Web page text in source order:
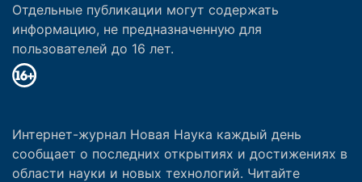
Отдельные публикации могут содержать
информацию, не предназначенную для
пользователей до 16 лет.
Интернет-журнал Новая Наука каждый день
сообщает о последних открытиях и достижениях в
области науки и новых технологий. Читайте